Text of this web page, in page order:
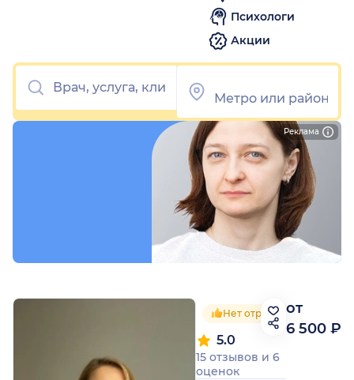
Психологи
Акции
Нет отрицательных
5.0
15 отзывов и 6
оценок
от
6 500 ₽
Реклама